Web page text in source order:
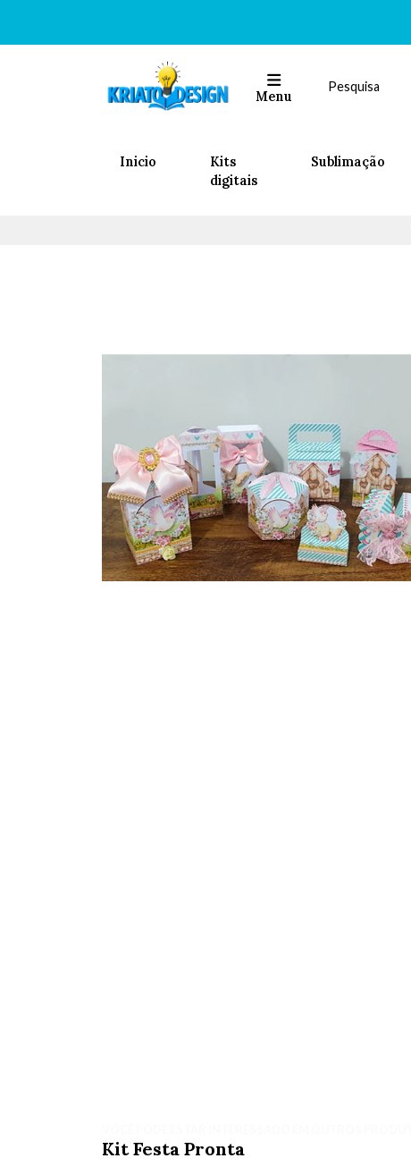
Menu
Inicio
Kits
digitais
Sublimação
Kit Festa Pronta